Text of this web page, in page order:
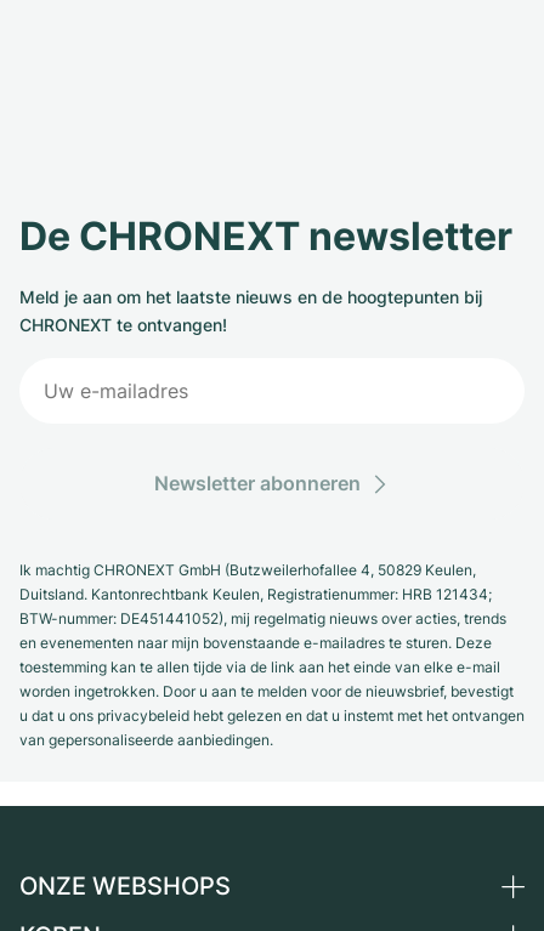
De CHRONEXT newsletter
Meld je aan om het laatste nieuws en de hoogtepunten bij
CHRONEXT te ontvangen!
Newsletter abonneren
Ik machtig CHRONEXT GmbH (Butzweilerhofallee 4, 50829 Keulen,
Duitsland. Kantonrechtbank Keulen, Registratienummer: HRB 121434;
BTW-nummer: DE451441052), mij regelmatig nieuws over acties, trends
en evenementen naar mijn bovenstaande e-mailadres te sturen. Deze
toestemming kan te allen tijde via de link aan het einde van elke e-mail
worden ingetrokken. Door u aan te melden voor de nieuwsbrief, bevestigt
u dat u ons privacybeleid hebt gelezen en dat u instemt met het ontvangen
van gepersonaliseerde aanbiedingen.
ONZE WEBSHOPS